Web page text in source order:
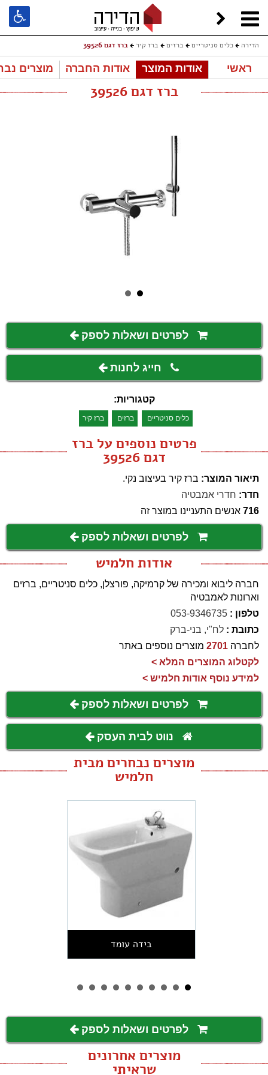
הדירה כלים סניטריים ברזים ברז קיר ברז דגם 39526
ראשי אודות המוצר אודות החברה מוצרים
ברז דגם 39526
לפרטים ושאלות לספק
חייג לחנות
קטגוריות:
כלים סניטריים ברזים ברז קיר
פרטים נוספים על ברז
דגם 39526
תיאור המוצר: ברז קיר בעיצוב נקי.
חדר: חדרי אמבטיה
716 אנשים התעניינו במוצר זה
לפרטים ושאלות לספק
אודות חלמיש
חברה ליבוא ומכירה של קרמיקה, פורצלן, כלים סניטריים, ברזים
וארונות לאמבטיה
טלפון : 053-9346735
כתובת : לח"י, בני-ברק
לחברה 2701 מוצרים נוספים באתר
לקטלוג המוצרים המלא >
למידע נוסף אודות חלמיש >
לפרטים ושאלות לספק
נווט לבית העסק
מוצרים נבחרים מבית
חלמיש
בידה עומד
לפרטים ושאלות לספק
מוצרים אחרונים
שראיתי